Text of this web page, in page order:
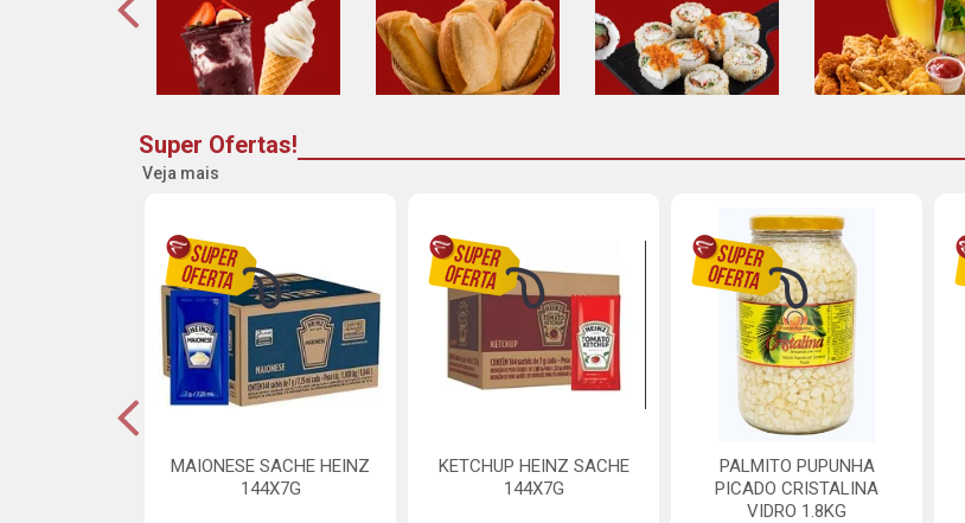
Super Ofertas!
Veja mais
MAIONESE SACHE HEINZ
144X7G
KETCHUP HEINZ SACHE
144X7G
PALMITO PUPUNHA
PICADO CRISTALINA
VIDRO 1.8KG